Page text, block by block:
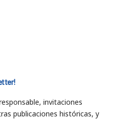
invitaciones
publicaciones históricas, y